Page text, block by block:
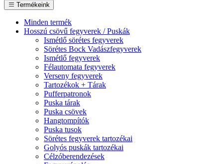
Termékeink
Minden termék
Hosszú csövű fegyverek / Puskák
Ismétlő sörétes fegyverek
Sörétes Bock Vadászfegyverek
Ismétlő fegyverek
Félautomata fegyverek
Verseny fegyverek
Tartozékok + Tárak
Pufferpatronok
Puska tárak
Puska csövek
Hangtompítók
Puska tusok
Sörétes fegyverek tartozékai
Golyós puskák tartozékai
Célzóberendezések